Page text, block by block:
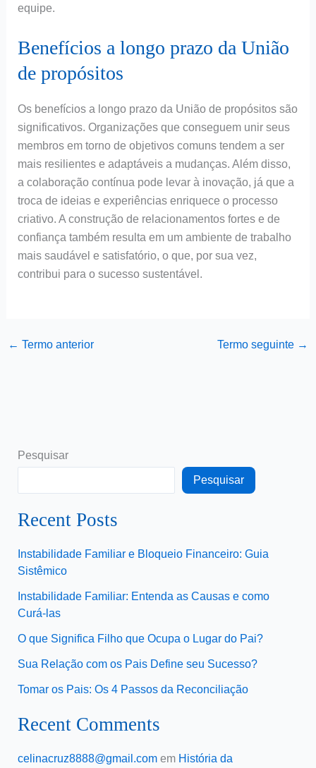
equipe.
Benefícios a longo prazo da União
de propósitos
Os benefícios a longo prazo da União de propósitos são
significativos. Organizações que conseguem unir seus
membros em torno de objetivos comuns tendem a ser
mais resilientes e adaptáveis a mudanças. Além disso,
a colaboração contínua pode levar à inovação, já que a
troca de ideias e experiências enriquece o processo
criativo. A construção de relacionamentos fortes e de
confiança também resulta em um ambiente de trabalho
mais saudável e satisfatório, o que, por sua vez,
contribui para o sucesso sustentável.
← Termo anterior Termo seguinte →
Pesquisar
Pesquisar
Recent Posts
Instabilidade Familiar e Bloqueio Financeiro: Guia
Sistêmico
Instabilidade Familiar: Entenda as Causas e como
Curá-las
O que Significa Filho que Ocupa o Lugar do Pai?
Sua Relação com os Pais Define seu Sucesso?
Tomar os Pais: Os 4 Passos da Reconciliação
Recent Comments
celinacruz8888@gmail.comem História da